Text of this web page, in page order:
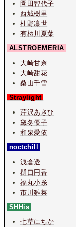
園田智代子
西城樹里
杜野凛世
有栖川夏葉
ALSTROEMERIA
大崎甘奈
大崎甜花
桑山千雪
Straylight
芹沢あさひ
黛冬優子
和泉愛依
noctchill
浅倉透
樋口円香
福丸小糸
市川雛菜
SHHis
七草にちか